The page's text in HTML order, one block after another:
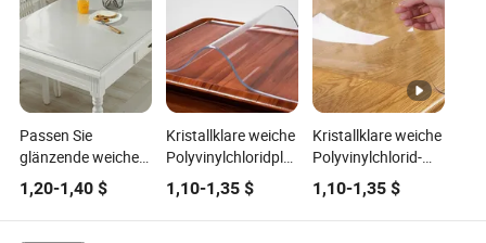
Passen Sie
glänzende weiche
Polyvinylchloridrollen
für wasserdichte
Tischdecken an
1,20-1,40 $
Kristallklare weiche
Polyvinylchloridplatten
wasserdichte
weiche Platten für
die Verwendung als
1,10-1,35$
Kristallklare weiche
Polyvinylchlorid-
Plastikfolien
wasserdichte
weiche Folien für
1,10-1,35$